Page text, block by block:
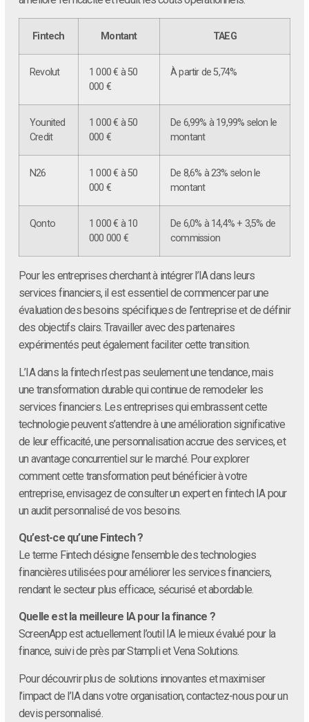
Fintech Montant TAEG
Revolut
1 000 € à 50
000 €
À partir de 5,74%
Younited
Credit
1 000 € à 50
000 €
De 6,99% à 19,99% selon le
montant
N26
1 000 € à 50
000 €
De 8,6% à 23% selon le
montant
Qonto
1 000 € à 10
000 000 €
De 6,0% à 14,4% + 3,5% de
commission
Pour les entreprises cherchant à intégrer l’IA dans leurs
services financiers, il est essentiel de commencer par une
évaluation des besoins spécifiques de l’entreprise et de définir
des objectifs clairs. Travailler avec des partenaires
expérimentés peut également faciliter cette transition.
L’IA dans la fintech n’est pas seulement une tendance, mais
une transformation durable qui continue de remodeler les
services financiers. Les entreprises qui embrassent cette
technologie peuvent s’attendre à une amélioration significative
de leur efficacité, une personnalisation accrue des services, et
un avantage concurrentiel sur le marché. Pour explorer
comment cette transformation peut bénéficier à votre
entreprise, envisagez de consulter un expert en fintech IA pour
un audit personnalisé de vos besoins.
Qu’est-ce qu’une Fintech ?
Le terme Fintech désigne l’ensemble des technologies
financières utilisées pour améliorer les services financiers,
rendant le secteur plus efficace, sécurisé et abordable.
Quelle est la meilleure IA pour la finance ?
ScreenApp est actuellement l’outil IA le mieux évalué pour la
finance, suivi de près par Stampli et Vena Solutions.
Pour découvrir plus de solutions innovantes et maximiser
l’impact de l’IA dans votre organisation, contactez-nous pour un
devis personnalisé.